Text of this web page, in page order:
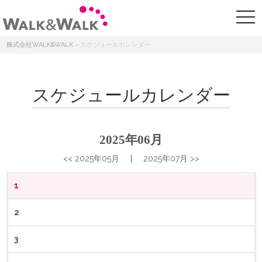
株式会社WALK&WALK > スケジュールカレンダー
スケジュールカレンダー
2025年06月
<< 2025年05月 2025年07月 >>
1
2
3